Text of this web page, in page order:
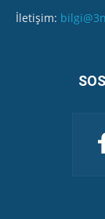
İletişim: